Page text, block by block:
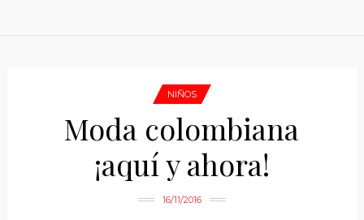
NIÑOS
Moda colombiana
¡aquí y ahora!
16/11/2016